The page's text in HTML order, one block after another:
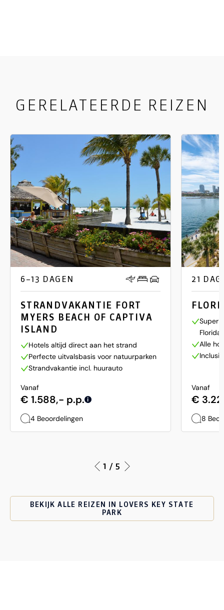
GERELATEERDE REIZEN
6–13 DAGEN
STRANDVAKANTIE FORT
MYERS BEACH OF CAPTIVA
ISLAND
Hotels altijd direct aan het strand
Perfecte uitvalsbasis voor natuurparken
Strandvakantie incl. huurauto
Vanaf
€ 1.588,- p.p. i
4 Beoordelingen
21
Super
Florida
Alle
Vanaf
€
8
1 / 5
BEKIJK ALLE REIZEN IN LOVERS KEY STATE
PARK